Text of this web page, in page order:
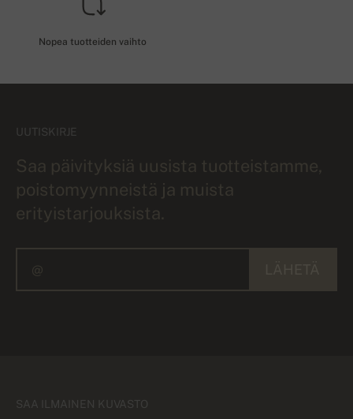
Nopea tuotteiden vaihto
UUTISKIRJE
Saa päivityksiä uusista tuotteistamme,
poistomyynneistä ja muista
erityistarjouksista.
SAA ILMAINEN KUVASTO